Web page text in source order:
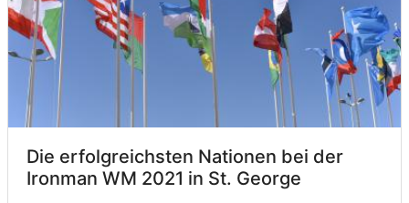
Die erfolgreichsten Nationen bei der
Ironman WM 2021 in St. George